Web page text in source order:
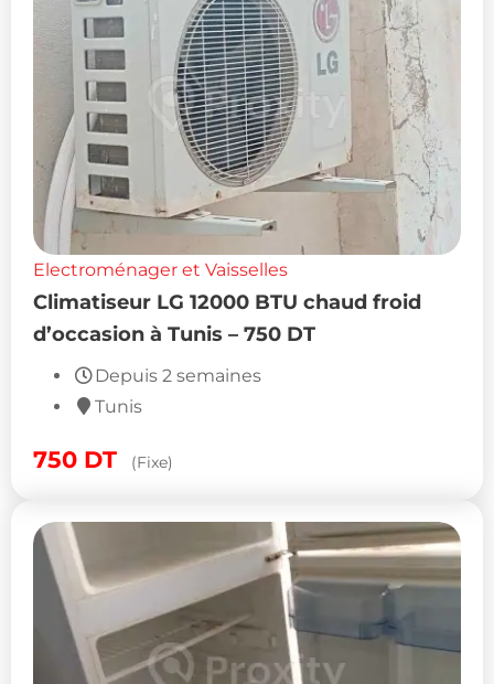
Electroménager et Vaisselles
Climatiseur LG 12000 BTU chaud froid
d’occasion à Tunis – 750 DT
Depuis 2 semaines
Tunis
750 DT (Fixe)